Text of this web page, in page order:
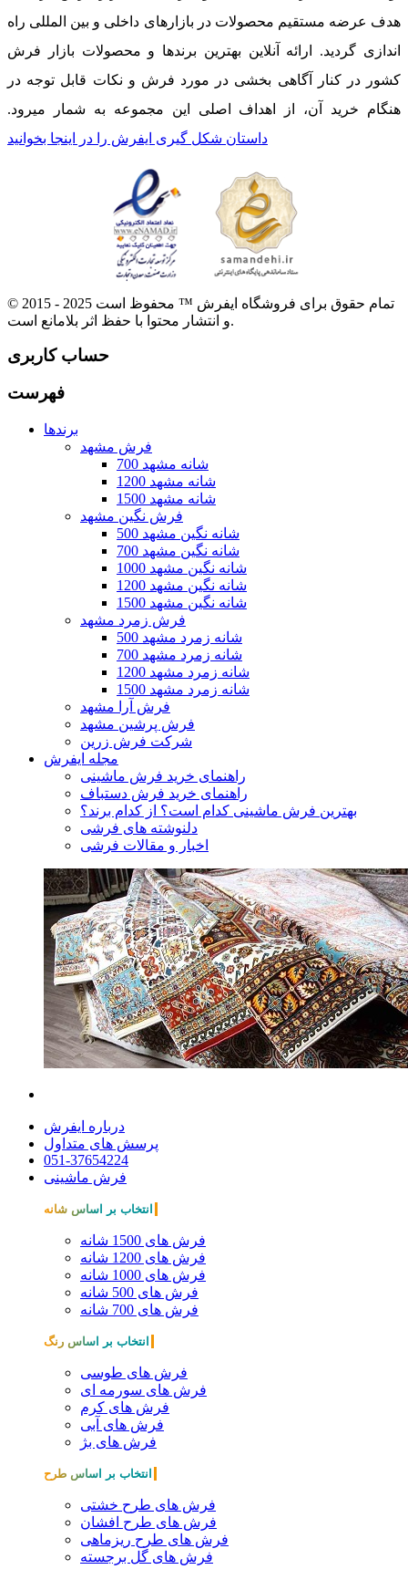
هدف عرضه مستقیم محصولات در بازارهای داخلی و بین المللی راه
اندازی گردید. ارائه آنلاین بهترین برندها و محصولات بازار فرش
کشور در کنار آگاهی بخشی در مورد فرش و نکات قابل توجه در
هنگام خرید آن، از اهداف اصلی این مجموعه به شمار میرود.
داستان شکل گیری ایفرش را در اینجا بخوانید
© 2015 - 2025 تمام حقوق برای فروشگاه ایفرش ™ محفوظ است
و انتشار محتوا با حفظ اثر بلامانع است.
حساب کاربری
فهرست
برندها
فرش مشهد
700 شانه مشهد
1200 شانه مشهد
1500 شانه مشهد
فرش نگین مشهد
500 شانه نگین مشهد
700 شانه نگین مشهد
1000 شانه نگین مشهد
1200 شانه نگین مشهد
1500 شانه نگین مشهد
فرش زمرد مشهد
500 شانه زمرد مشهد
700 شانه زمرد مشهد
1200 شانه زمرد مشهد
1500 شانه زمرد مشهد
فرش آرا مشهد
فرش پرشین مشهد
شرکت فرش زرین
مجله ایفرش
راهنمای خرید فرش ماشینی
راهنمای خرید فرش دستباف
بهترین فرش ماشینی کدام است؟ از کدام برند؟
دلنوشته های فرشی
اخبار و مقالات فرشی
درباره ایفرش
پرسش های متداول
051-37654224
فرش ماشینی
انتخاب بر اساس شانه
فرش های 1500 شانه
فرش های 1200 شانه
فرش های 1000 شانه
فرش های 500 شانه
فرش های 700 شانه
انتخاب بر اساس رنگ
فرش های طوسی
فرش های سورمه ای
فرش های کرم
فرش های آبی
فرش های بژ
انتخاب بر اساس طرح
فرش های طرح خشتی
فرش های طرح افشان
فرش های طرح ریزماهی
فرش های گل برجسته